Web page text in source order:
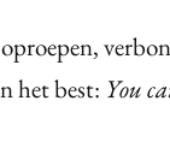
het best: You